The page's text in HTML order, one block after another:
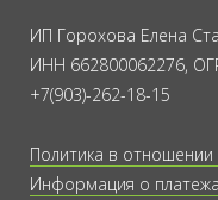
ИП Горохова Елена
ИНН 662800062276,
+7(903)-262-18-15
Политика в
Информация о